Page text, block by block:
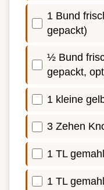
1 Bund
gepackt)
½ Bund
gepackt,
1 kleine
3 Zehen
1 TL
1 TL